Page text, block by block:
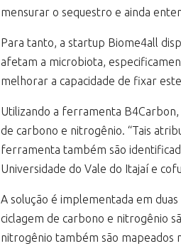
mensurar o sequestro e ainda
Para tanto, a startup Biome4all
afetam a microbiota,
melhorar a capacidade de fixar
Utilizando a ferramenta
de carbono e nitrogênio. “Tais
ferramenta também são
Universidade do Vale do Itajaí e
A solução é implementada em
ciclagem de carbono e nitrogênio
nitrogênio também são mapeados